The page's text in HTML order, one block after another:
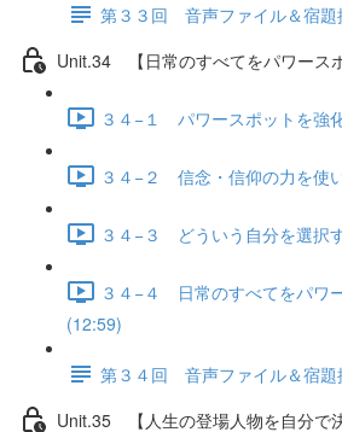
第３３回 音声ファイル＆宿題
Unit.34 【日常のすべてをパワース
３４−１ パワースポットを強
３４−２ 信念・信仰の力を使
３４−３ どういう自分を選択
３４−４ 日常のすべてをパワ
(12:59)
第３４回 音声ファイル＆宿題
Unit.35 【人生の登場人物を自分で